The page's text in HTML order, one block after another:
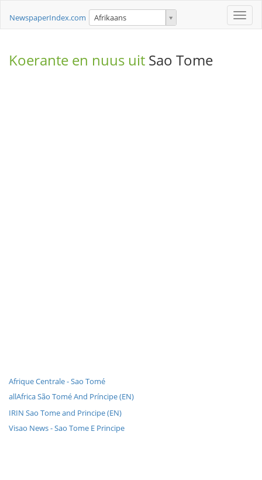
Toggle
NewspaperIndex.com Afrikaans
Koerante en nuus uit Sao Tome
Afrique Centrale - Sao Tomé
allAfrica São Tomé And Príncipe (EN)
IRIN Sao Tome and Principe (EN)
Visao News - Sao Tome E Principe